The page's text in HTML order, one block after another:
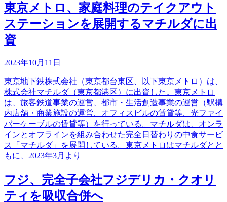
東京メトロ、家庭料理のテイクアウト
ステーションを展開するマチルダに出
資
2023年10月11日
東京地下鉄株式会社（東京都台東区、以下東京メトロ）は、
株式会社マチルダ（東京都港区）に出資した。東京メトロ
は、旅客鉄道事業の運営、都市・生活創造事業の運営（駅構
内店舗・商業施設の運営、オフィスビルの賃貸等、光ファイ
バーケーブルの賃貸等）を行っている。マチルダは、オンラ
インとオフラインを組み合わせた完全日替わりの中食サービ
ス「マチルダ」を展開している。東京メトロはマチルダとと
もに、2023年3月より
フジ、完全子会社フジデリカ・クオリ
ティを吸収合併へ